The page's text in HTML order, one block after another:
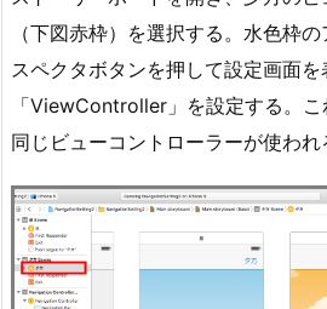
（下図赤枠）を選択する。水色枠
スペクタボタンを押して設定画面
「ViewController」を設定する。
同じビューコントローラーが使われ